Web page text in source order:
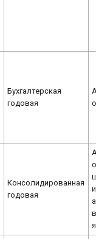
Бухгалтерская
годовая
Консолидированная
годовая